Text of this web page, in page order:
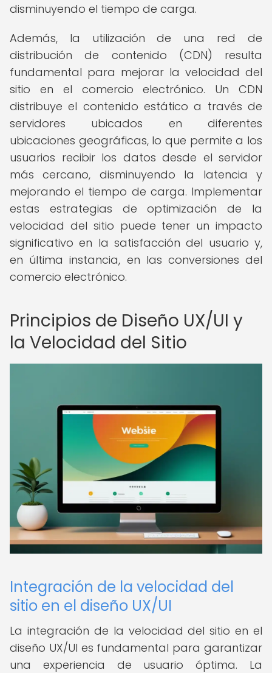
disminuyendo el tiempo de carga.
Además, la utilización de una red de
distribución de contenido (CDN) resulta
fundamental para mejorar la velocidad del
sitio en el comercio electrónico. Un CDN
distribuye el contenido estático a través de
servidores ubicados en diferentes
ubicaciones geográficas, lo que permite a los
usuarios recibir los datos desde el servidor
más cercano, disminuyendo la latencia y
mejorando el tiempo de carga. Implementar
estas estrategias de optimización de la
velocidad del sitio puede tener un impacto
significativo en la satisfacción del usuario y,
en última instancia, en las conversiones del
comercio electrónico.
Principios de Diseño UX/UI y
la Velocidad del Sitio
Integración de la velocidad del
sitio en el diseño UX/UI
La integración de la velocidad del sitio en el
diseño UX/UI es fundamental para garantizar
una experiencia de usuario óptima. La